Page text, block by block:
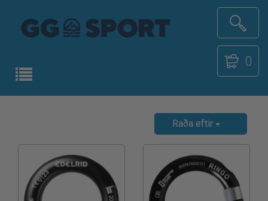
0
Raða eftir